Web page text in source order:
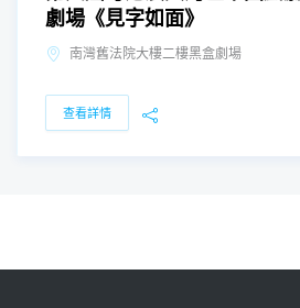
劇場《見字如面》
南灣舊法院大樓二樓黑盒劇場
查看詳情